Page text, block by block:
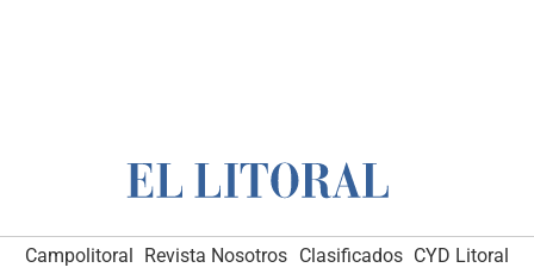
Campolitoral Revista Nosotros Clasificados CYD Litoral